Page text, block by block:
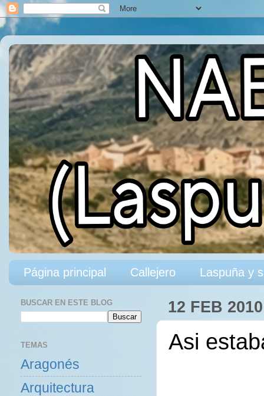
Página principal Callejero Laspuña y
12 FEB 2010
Asi
BUSCAR EN ESTE BLOG
TEMAS
Aragonés
Arquitectura